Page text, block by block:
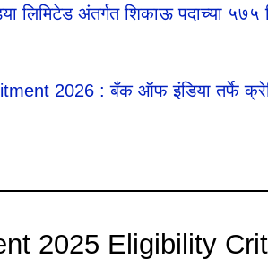
अंतर्गत शिकाऊ पदाच्या ५७५
2026 : बँक ऑफ इंडिया तर्फे
2025 Eligibility